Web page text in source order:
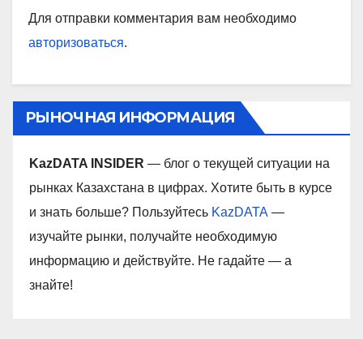
Для отправки комментария вам необходимо
авторизоваться.
РЫНОЧНАЯ ИНФОРМАЦИЯ
KazDATA INSIDER — блог о текущей ситуации на
рынках Казахстана в цифрах. Хотите быть в курсе
и знать больше? Пользуйтесь KazDATA —
изучайте рынки, получайте необходимую
информацию и действуйте. Не гадайте — а
знайте!